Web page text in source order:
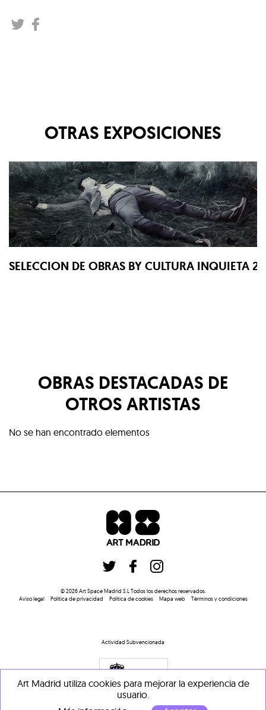
OTRAS EXPOSICIONES
SELECCION DE OBRAS BY CULTURA INQUIETA
OBRAS DESTACADAS DE
OTROS ARTISTAS
No se han encontrado elementos
©2026Art Space Madrid S.L Todos los derechos reservados.
Aviso legal
Política de privacidad Politica de cookies Mapa web Términos y condiciones
Actividad Subvencionada
Art Madrid utiliza cookies para mejorar la experiencia de
usuario.